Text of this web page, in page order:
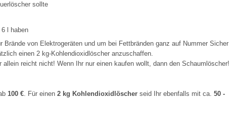
sollte
l haben
Brände von Elektrogeräten und um bei Fettbränden ganz auf Nummer Sicher
einen 2 kg-Kohlendioxidlöscher anzuschaffen.
allein reicht nicht! Wenn Ihr nur einen kaufen wollt, dann den Schaumlöscher!
100 €. Für einen 2 kg Kohlendioxidlöscher seid Ihr ebenfalls mit ca. 50 -